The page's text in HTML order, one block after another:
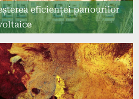
eficienței panourilor